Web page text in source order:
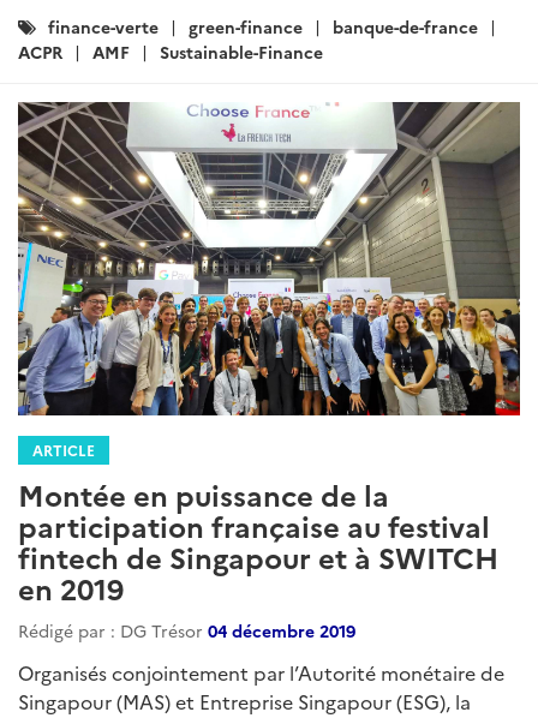
Catégories
:
finance-verte green-finance
banque-de-france
ACPR
AMF Sustainable-Finance
ARTICLE
Montée en puissance de la
participation française au festival
fintech de Singapour et à SWITCH
en 2019
Rédigé par : DG Trésor 04 décembre 2019
Organisés conjointement par l’Autorité monétaire de
Singapour (MAS) et Entreprise Singapour (ESG), la